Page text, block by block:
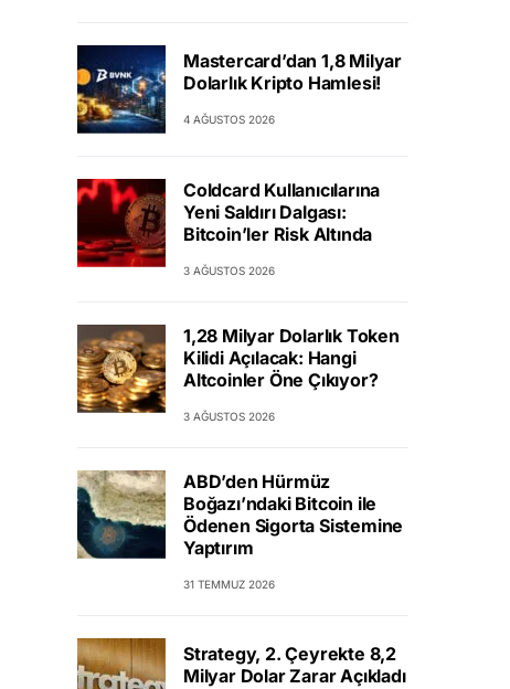
Mastercard’dan 1,8 Milyar
Dolarlık Kripto Hamlesi!
4 AĞUSTOS 2026
Coldcard Kullanıcılarına
Yeni Saldırı Dalgası:
Bitcoin’ler Risk Altında
3 AĞUSTOS 2026
1,28 Milyar Dolarlık Token
Kilidi Açılacak: Hangi
Altcoinler Öne Çıkıyor?
3 AĞUSTOS 2026
ABD’den Hürmüz
Boğazı’ndaki Bitcoin ile
Ödenen Sigorta Sistemine
Yaptırım
31 TEMMUZ 2026
Strategy, 2. Çeyrekte 8,2
Milyar Dolar Zarar Açıkladı